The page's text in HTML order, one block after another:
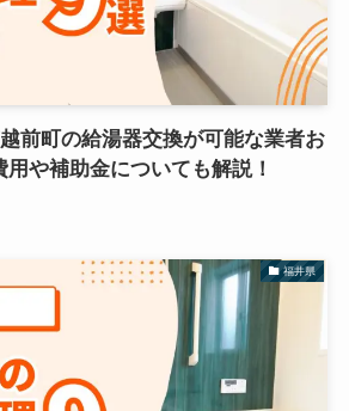
越前町の給湯器交換が可能な業者お
や補助金についても解説！
福井県